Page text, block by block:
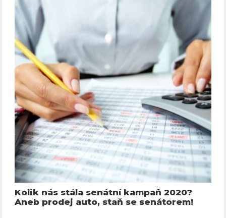
Kolik nás stála senátní kampaň 2020?
Aneb prodej auto, staň se senátorem!